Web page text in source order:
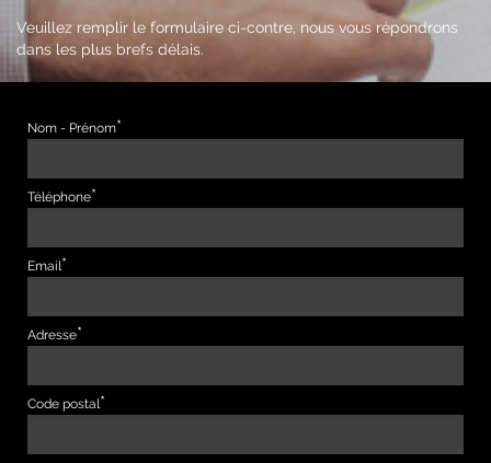
Veuillez remplir le formulaire ci-contre, nous vous répondrons
dans les plus brefs délais.
Nom - Prénom
Téléphone
Email
Adresse
Code postal